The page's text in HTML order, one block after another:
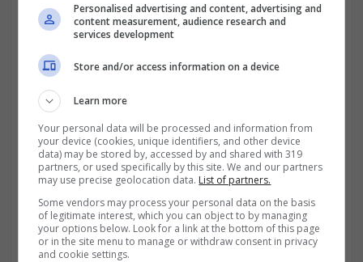
È un approccio logico, ma inedito, perché se
lo si considera appieno,risulta evidente il
ragionamento di rispettare e accogliere le
esigenze che causano disagio alla
Personalised advertising and content, advertising and
content measurement, audience research and
services development
Store and/or access information on a device
Learn more
Your personal data will be processed and information from
your device (cookies, unique identifiers, and other device
data) may be stored by, accessed by and shared with 319
partners, or used specifically by this site. We and our partners
may use precise geolocation data. List of partners.
Some vendors may process your personal data on the basis
of legitimate interest, which you can object to by managing
your options below. Look for a link at the bottom of this page
or in the site menu to manage or withdraw consent in privacy
and cookie settings.